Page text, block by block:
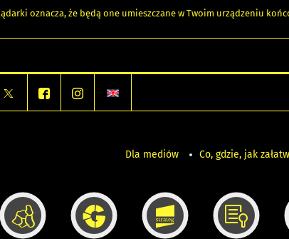
oznacza, że będą one umieszczane w Twoim urządzeniu
Dla mediów Co, gdzie, jak